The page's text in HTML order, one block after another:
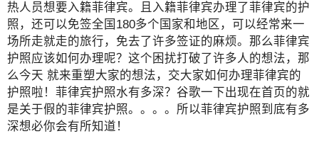
热人员想要入籍菲律宾。且入籍菲律宾办理了菲律宾的护
照，还可以免签全国180多个国家和地区，可以经常来一
场所走就走的旅行，免去了许多签证的麻烦。那么菲律宾
护照应该如何办理呢？这个困扰打破了许多人的想法，那
么今天 就来重塑大家的想法，交大家如何办理菲律宾的
护照啦！菲律宾护照水有多深？谷歌一下出现在首页的就
是关于假的菲律宾护照。。。。所以菲律宾护照到底有多
深想必你会有所知道！